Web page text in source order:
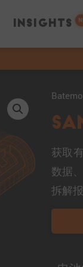
INSIGHTS
获取
数据
拆解报